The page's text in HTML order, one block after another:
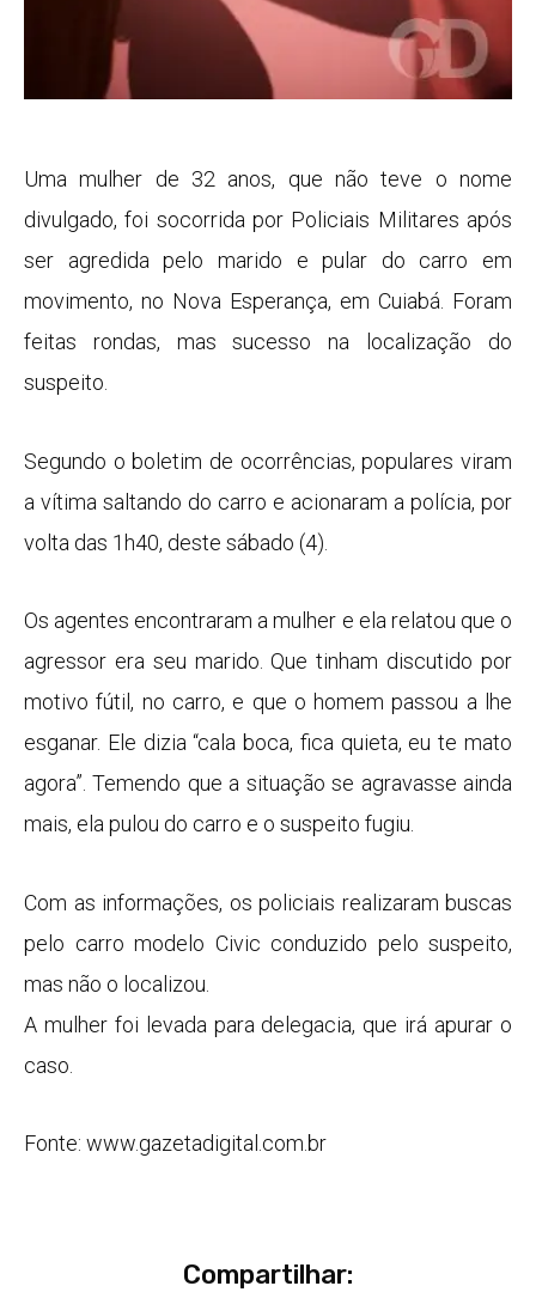
Uma mulher de 32 anos, que não teve o nome
divulgado, foi socorrida por Policiais Militares após
ser agredida pelo marido e pular do carro em
movimento, no Nova Esperança, em Cuiabá. Foram
feitas rondas, mas sucesso na localização do
suspeito.
Segundo o boletim de ocorrências, populares viram
a vítima saltando do carro e acionaram a polícia, por
volta das 1h40, deste sábado (4).
Os agentes encontraram a mulher e ela relatou que o
agressor era seu marido. Que tinham discutido por
motivo fútil, no carro, e que o homem passou a lhe
esganar. Ele dizia “cala boca, fica quieta, eu te mato
agora”. Temendo que a situação se agravasse ainda
mais, ela pulou do carro e o suspeito fugiu.
Com as informações, os policiais realizaram buscas
pelo carro modelo Civic conduzido pelo suspeito,
mas não o localizou.
A mulher foi levada para delegacia, que irá apurar o
caso.
Fonte: www.gazetadigital.com.br
Compartilhar: